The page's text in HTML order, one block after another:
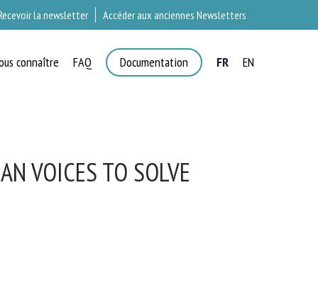
la newsletter Accéder aux anciennes Newsletters
connaître FAQ Documentation FR EN
VOICES TO SOLVE